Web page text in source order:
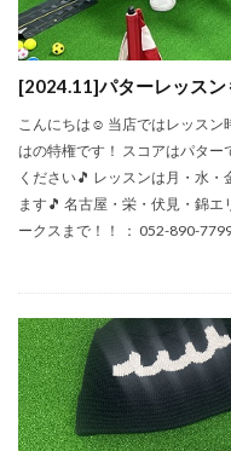
[2024.11]パターレッスン
こんにちは☺ 当店ではレッスン
はの特権です！ スコアはパタ
ください🎵 レッスンは月・水
ます🎵 名古屋・栄・伏見・錦
ークスまで！！ ： 052-890-